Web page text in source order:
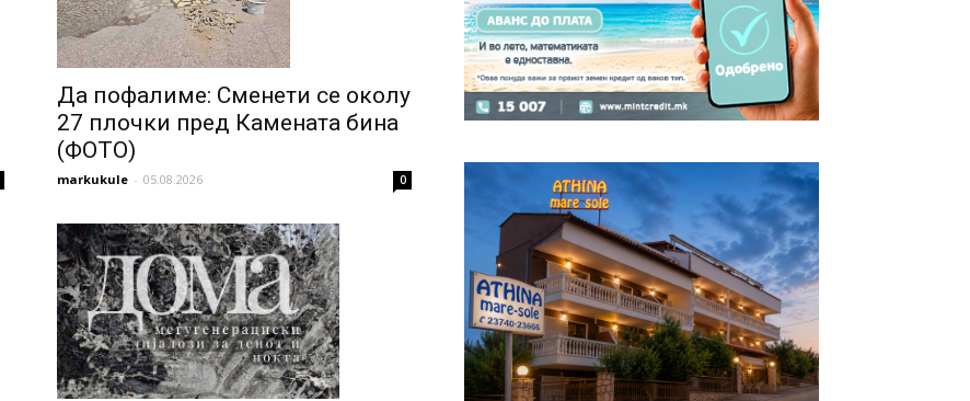
Да пофалиме: Сменети се околу
27 плочки пред Камената бина
(ФОТО)
markukule - 05.08.2026 0